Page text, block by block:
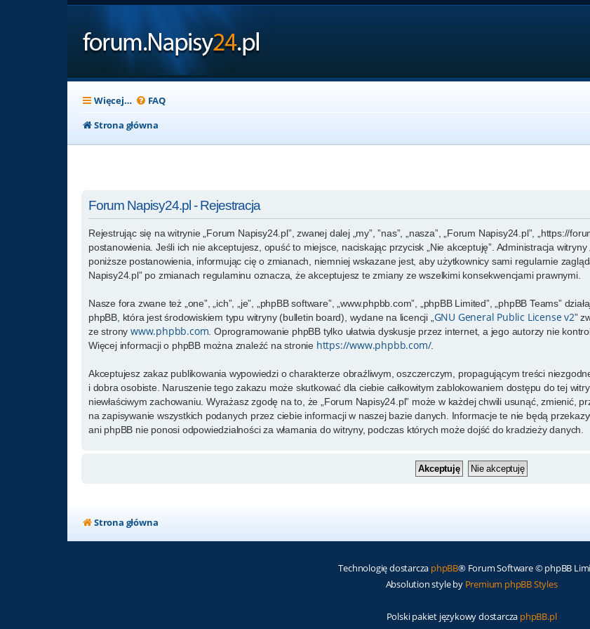
Więcej… FAQ
Strona główna
Forum Napisy24.pl - Rejestracja
Rejestrując się na witrynie „Forum Napisy24.pl”, zwanej dalej „my”, ”nas”, „nasza”, „Forum Napisy24.pl”, „https://
postanowienia. Jeśli ich nie akceptujesz, opuść to miejsce, naciskając przycisk „Nie akceptuję”. Administracja
poniższe postanowienia, informując cię o zmianach, niemniej wskazane jest, aby użytkownicy sami regularnie
Napisy24.pl” po zmianach regulaminu oznacza, że akceptujesz te zmiany ze wszelkimi konsekwencjami prawnymi.
Nasze fora zwane też „one”, „ich”, „je”, „phpBB software”, „www.phpbb.com”, „phpBB Limited”, „phpBB Teams”
phpBB, która jest środowiskiem typu witryny (bulletin board), wydane na licencji „ GNU General Public License v2”
ze strony www.phpbb.com . Oprogramowanie phpBB tylko ułatwia dyskusje przez internet, a jego autorzy nie
Więcej informacji o phpBB można znaleźć na stronie https://www.phpbb.com/.
Akceptujesz zakaz publikowania wypowiedzi o charakterze obraźliwym, oszczerczym, propagującym treści
i dobra osobiste. Naruszenie tego zakazu może skutkować dla ciebie całkowitym zablokowaniem dostępu do tej
niewłaściwym zachowaniu. Wyrażasz zgodę na to, że „Forum Napisy24.pl” może w każdej chwili usunąć, zmienić,
na zapisywanie wszystkich podanych przez ciebie informacji w naszej bazie danych. Informacje te nie będą
ani phpBB nie ponosi odpowiedzialności za włamania do witryny, podczas których może dojść do kradzieży danych.
Strona główna
Technologię dostarcza phpBB® Forum Software © phpBB
Absolution style by Premium phpBB Styles
Polski pakiet językowy dostarcza phpBB.pl